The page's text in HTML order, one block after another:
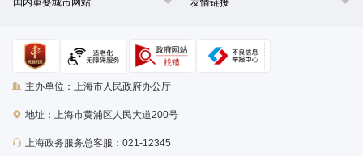
主办单位：上海市人民政府办公厅
地址：上海市黄浦区人民大道200号
上海政务服务总客服：021-12345